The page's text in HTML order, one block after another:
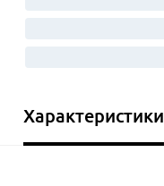
Характеристики